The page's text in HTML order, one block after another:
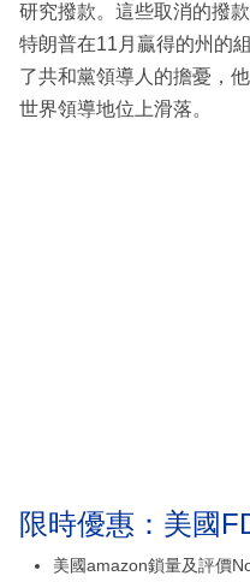
研究撥款。這些取消的撥
特朗普在11月贏得的州的
了共和黨領導人的擔憂，
世界領導地位上滑落。
限時優惠：美國
美國amazon鎖量及評價